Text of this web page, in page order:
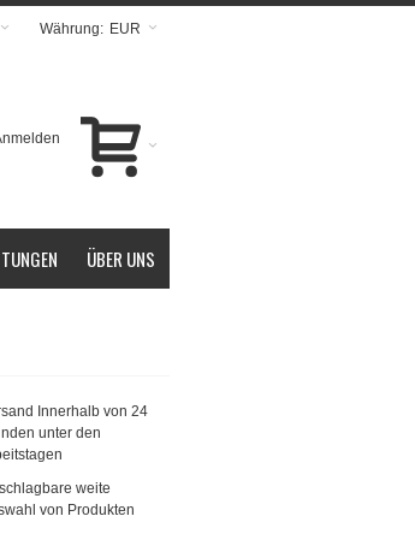
Währung: EUR
ÜBER UNS
Innerhalb von 24
unter den
weite
von Produkten